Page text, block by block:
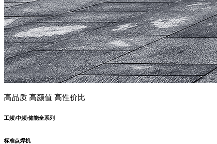
高品质 高颜值 高性价比
工频\中频\储能全系列
标准点焊机